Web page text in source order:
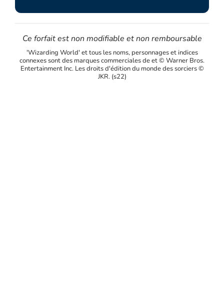
Ce forfait est non modifiable et non remboursable
'Wizarding World' et tous les noms, personnages et indices
connexes sont des marques commerciales de et © Warner Bros.
Entertainment Inc. Les droits d'édition du monde des sorciers ©
JKR. (s22)